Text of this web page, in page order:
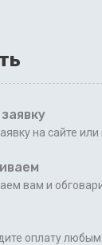
на сайте
вам и
оплату